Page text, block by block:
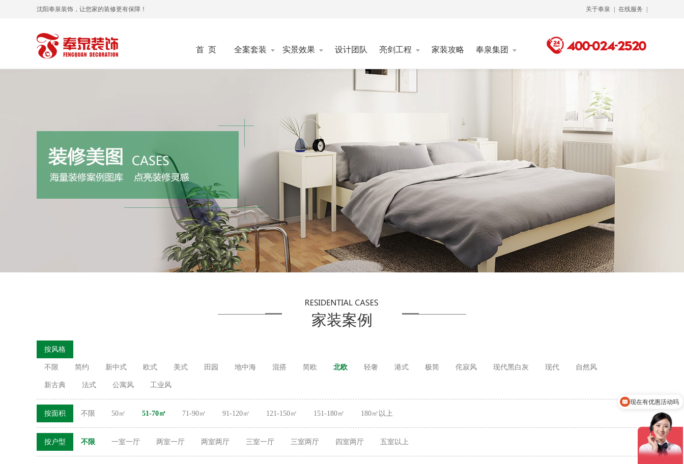
沈阳奉泉装饰，让您家的装修更有保障！ 关于奉泉 在线服务
首 页 全案套装 实景效果 设计团队 亮剑工程 家装攻略 奉泉集团
家装案例
按风格
不限 简约 新中式 欧式 美式 田园 地中海 混搭 简欧 北欧 轻奢 港式 极简 侘寂风 现代黑白灰 现代 自然风
新古典 法式 公寓风 工业风
按面积 不限 50㎡ 51-70㎡ 71-90㎡ 91-120㎡ 121-150㎡ 151-180㎡ 180㎡以上
按户型 不限 一室一厅 两室一厅 两室两厅 三室一厅 三室两厅 四室两厅 五室以上
现在有优惠活动吗